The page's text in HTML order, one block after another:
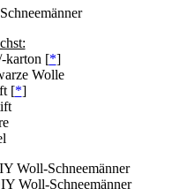
karton [*]
Wolle
[*]